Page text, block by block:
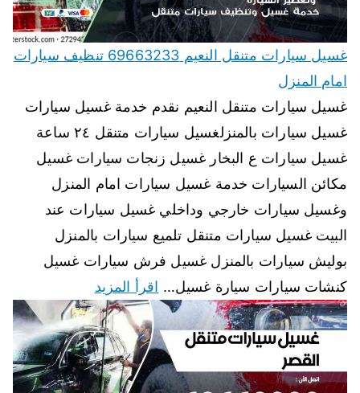
غسيل سيارات متنقل النعيم 69663233 تنظيف سيارات
امام المنزل
غسيل سيارات متنقل النعيم نقدم خدمة غسيل سيارات
غسيل سيارات بالمنزلغسيل سيارات متنقل ٢٤ ساعة
غسيل سيارات ع البخار غسيل زنجات سيارات غسيل
مكائن السيارات خدمة غسيل سيارات امام المنزل
وغسيل سيارات خارجي وداخلي غسيل سيارات عند
البيت غسيل سيارات متنقل تلميع سيارات بالمنزل
بوليش سيارات بالمنزل غسيل فرش سيارات غسيل
كنشات سيارات سيارة غسيل… اقرأ المزيد